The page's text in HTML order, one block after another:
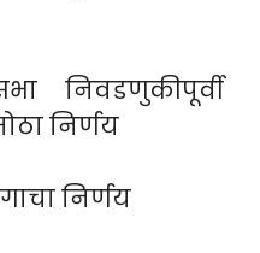
निवडणुकीपूर्वी
निर्णय
निर्णय